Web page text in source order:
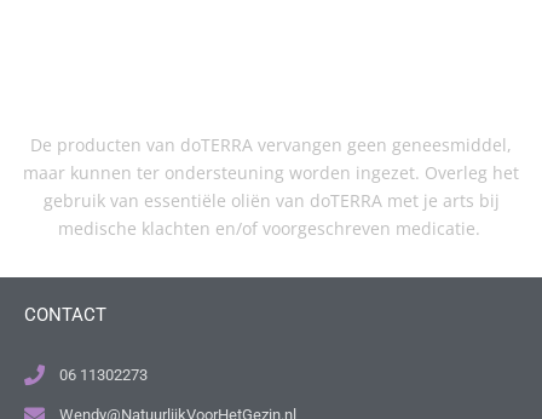
De producten van doTERRA vervangen geen geneesmiddel,
maar kunnen ter ondersteuning worden ingezet. Overleg het
gebruik van essentiële oliën van doTERRA met je arts bij
medische klachten en/of voorgeschreven medicatie.
CONTACT
06 11302273
Wendy@NatuurlijkVoorHetGezin.nl